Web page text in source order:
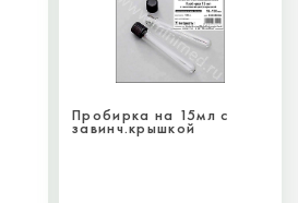
Пробирка на 15мл с
завинч.крышкой